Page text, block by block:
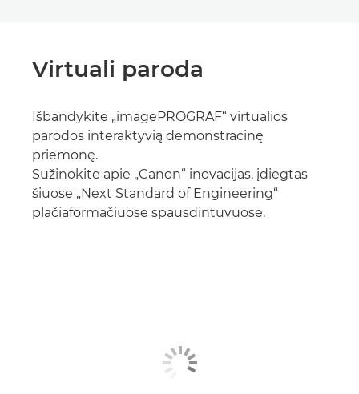
Virtuali paroda
Išbandykite „imagePROGRAF“ virtualios
parodos interaktyvią demonstracinę
priemonę.
Sužinokite apie „Canon“ inovacijas, įdiegtas
šiuose „Next Standard of Engineering“
plačiaformačiuose spausdintuvuose.